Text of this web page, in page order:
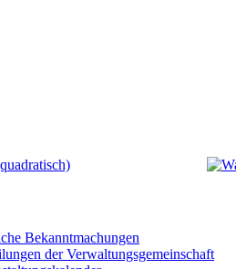
Bekanntmachungen
der Verwaltungsgemeinschaft